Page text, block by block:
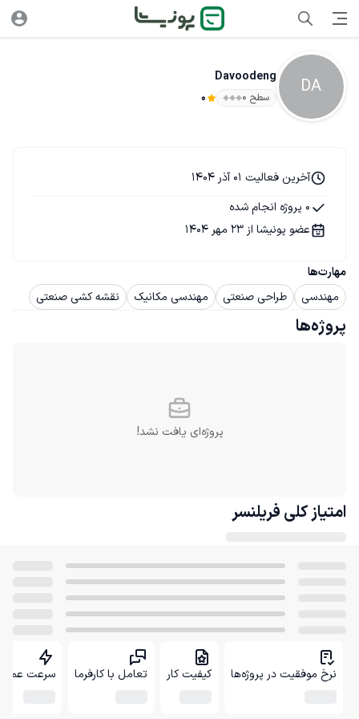
DA
Davoodeng
سطح ۰ 0
مهارت‌ها
مهندسی
طراحی صنعتی مهندسی مکانیک نقشه کشی صنعتی
آخرین فعالیت 01 آذر 1404
0 پروژه انجام شده
عضو پونیشا از 23 مهر 1404
پروژه‌ها
پروژه‌ای یافت نشد!
امتیاز کلی فریلنسر
نرخ موفقیت در پروژه‌ها کیفیت کار تعامل با کارفرما سرعت عمل